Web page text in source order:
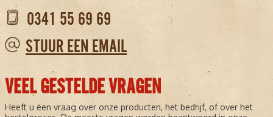
0341 55 69 69
STUUR EEN EMAIL
VEEL GESTELDE VRAGEN
Heeft u een vraag over onze producten, het bedrijf, of over het